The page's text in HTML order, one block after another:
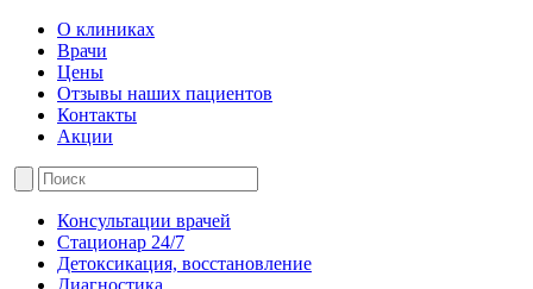
О клиниках
Врачи
Цены
Отзывы наших пациентов
Контакты
Акции
Консультации врачей
Стационар 24/7
Детоксикация, восстановление
Диагностика